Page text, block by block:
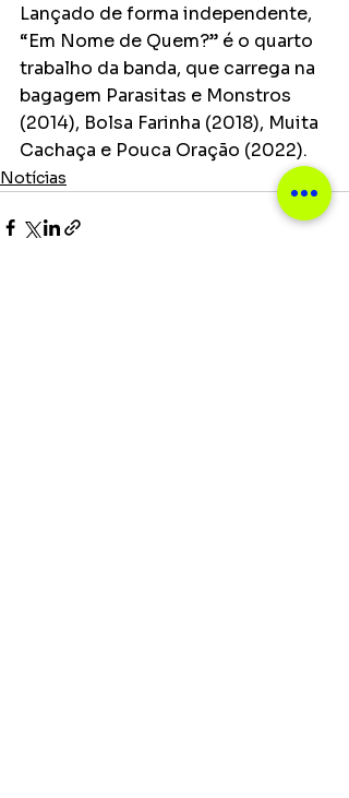
Lançado de forma independente,
“Em Nome de Quem?” é o quarto
trabalho da banda, que carrega na
bagagem Parasitas e Monstros
(2014), Bolsa Farinha (2018), Muita
Cachaça e Pouca Oração (2022).
Notícias